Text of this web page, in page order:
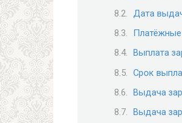
Дата
Выплата
Срок
Выдача
Выдача